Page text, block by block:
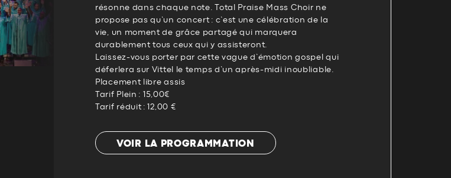
résonne dans chaque note. Total Praise Mass Choir ne
propose pas qu’un concert : c’est une célébration de la
vie, un moment de grâce partagé qui marquera
durablement tous ceux qui y assisteront.
Laissez-vous porter par cette vague d’émotion gospel qui
déferlera sur Vittel le temps d’un après-midi inoubliable.
Placement libre assis
Tarif Plein : 15,00€
Tarif réduit : 12,00 €
VOIR LA PROGRAMMATION